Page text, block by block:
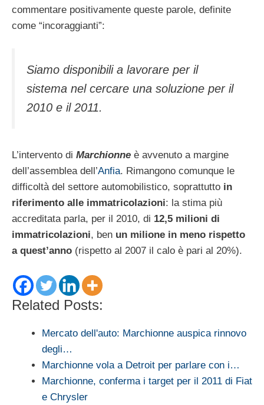
commentare positivamente queste parole, definite
come “incoraggianti”:
Siamo disponibili a lavorare per il
sistema nel cercare una soluzione per il
2010 e il 2011.
L’intervento di Marchionne è avvenuto a margine
dell’assemblea dell’Anfia. Rimangono comunque le
difficoltà del settore automobilistico, soprattutto in
riferimento alle immatricolazioni: la stima più
accreditata parla, per il 2010, di 12,5 milioni di
immatricolazioni, ben un milione in meno rispetto
a quest’anno (rispetto al 2007 il calo è pari al 20%).
Related Posts:
Mercato dell'auto: Marchionne auspica rinnovo
degli…
Marchionne vola a Detroit per parlare con i…
Marchionne, conferma i target per il 2011 di Fiat
e Chrysler